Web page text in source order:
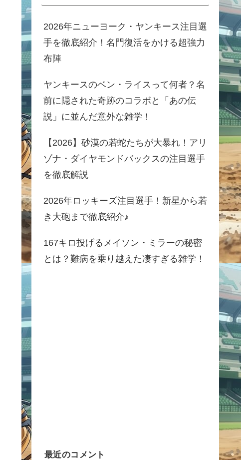
2026年ニューヨーク・ヤンキース注目選
手を徹底紹介！名門復活をかける超強力
布陣
ヤンキースのベン・ライスって何者？名
前に隠された奇跡のコラボと「あの伝
説」に並んだ意外な雑学！
【2026】砂漠の若蛇たちが大暴れ！アリ
ゾナ・ダイヤモンドバックスの注目選手
を徹底解説
2026年ロッキーズ注目選手！新星から若
き大砲まで徹底紹介♪
167キロ投げるメイソン・ミラーの秘密
とは？難病を乗り越えた凄すぎる雑学！
最近のコメント